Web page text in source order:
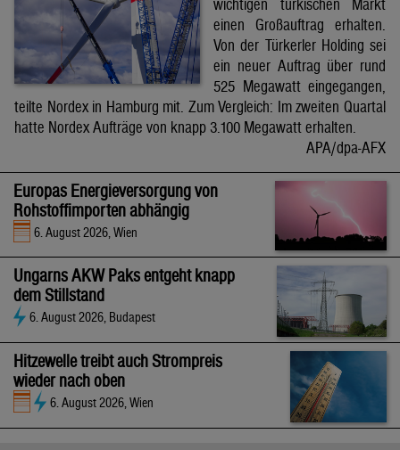
wichtigen türkischen Markt
einen Großauftrag erhalten.
Von der Türkerler Holding sei
ein neuer Auftrag über rund
525 Megawatt eingegangen,
teilte Nordex in Hamburg mit. Zum Vergleich: Im zweiten Quartal
hatte Nordex Aufträge von knapp 3.100 Megawatt erhalten.
APA/dpa-AFX
Europas Energieversorgung von
Rohstoffimporten abhängig
6. August 2026, Wien
Ungarns AKW Paks entgeht knapp
dem Stillstand
6. August 2026, Budapest
Hitzewelle treibt auch Strompreis
wieder nach oben
6. August 2026, Wien